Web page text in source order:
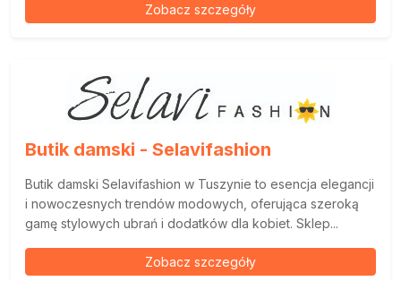
Zobacz szczegóły
Butik damski - Selavifashion
Butik damski Selavifashion w Tuszynie to esencja elegancji
i nowoczesnych trendów modowych, oferująca szeroką
gamę stylowych ubrań i dodatków dla kobiet. Sklep...
Zobacz szczegóły